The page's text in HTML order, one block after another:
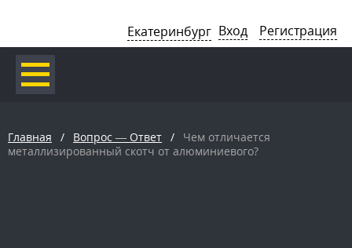
Екатеринбург Вход Регистрация
Главная / Вопрос — Ответ /
Чем отличается
металлизированный скотч от алюминиевого?